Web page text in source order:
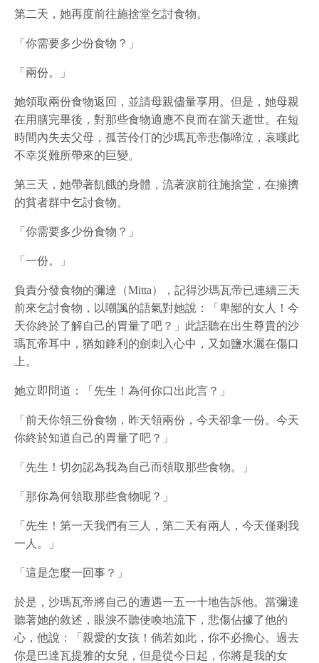
第二天，她再度前往施捨堂乞討食物。
「你需要多少份食物？」
「兩份。」
她領取兩份食物返回，並請母親儘量享用。但是，她母親
在用膳完畢後，對那些食物適應不良而在當天逝世。在短
時間內失去父母，孤苦伶仃的沙瑪瓦帝悲傷啼泣，哀嘆此
不幸災難所帶來的巨變。
第三天，她帶著飢餓的身體，流著淚前往施捨堂，在擁擠
的貧者群中乞討食物。
「你需要多少份食物？」
「一份。」
負責分發食物的彌達（Mitta），記得沙瑪瓦帝已連續三天
前來乞討食物，以嘲諷的語氣對她說：「卑鄙的女人！今
天你終於了解自己的胃量了吧？」此話聽在出生尊貴的沙
瑪瓦帝耳中，猶如鋒利的劍刺入心中，又如鹽水灑在傷口
上。
她立即問道：「先生！為何你口出此言？」
「前天你領三份食物，昨天領兩份，今天卻拿一份。今天
你終於知道自己的胃量了吧？」
「先生！切勿認為我為自己而領取那些食物。」
「那你為何領取那些食物呢？」
「先生！第一天我們有三人，第二天有兩人，今天僅剩我
一人。」
「這是怎麼一回事？」
於是，沙瑪瓦帝將自己的遭遇一五一十地告訴他。當彌達
聽著她的敘述，眼淚不聽使喚地流下，悲傷佔據了他的
心，他說：「親愛的女孩！倘若如此，你不必擔心。過去
你是巴達瓦提雅的女兒，但是從今日起，你將是我的女